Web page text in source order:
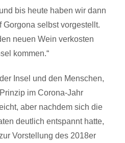
bis heute haben wir dann
selbst vorgestellt.
neuen Wein verkosten
kommen.“
Insel und den Menschen,
im Corona-Jahr
aber nachdem sich die
deutlich entspannt hatte,
Vorstellung des 2018er